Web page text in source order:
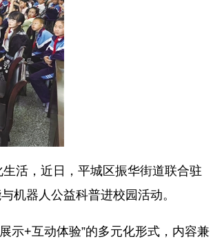
活，近日，平城区振华街道联合驻
机器人公益科普进校园活动。
+互动体验”的多元化形式，内容兼